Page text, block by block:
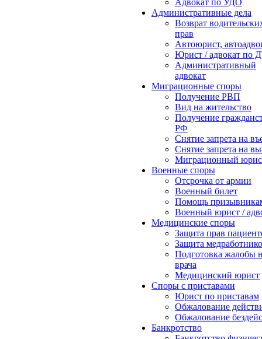
Адвокат по УДО
Административные дела
Возврат
прав
Автоюрист,
Юрист / адвокат по
Административный
адвокат
Миграционные споры
Получение РВП
Вид на жительство
Получение
РФ
Снятие запрета на
Снятие запрета на
Миграционный
Военные споры
Отсрочка от армии
Военный билет
Помощь
Военный юрист /
Медицинские споры
Защита прав
Защита
Подготовка жалобы
врача
Медицинский юрист
Споры с приставами
Юрист по приставам
Обжалование
Обжалование
Банкротство